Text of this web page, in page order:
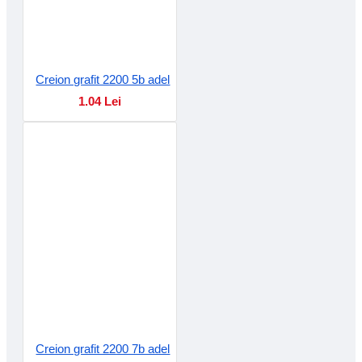
Creion grafit 2200 5b adel
1.04 Lei
Creion grafit 2200 7b adel